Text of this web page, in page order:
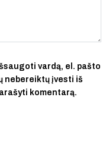
vardą, el. pašto
nebereiktų įvesti iš
komentarą.